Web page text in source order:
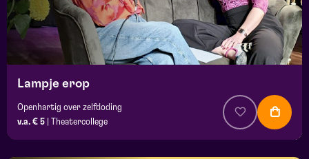
Lampje erop
Openhartig over zelfdoding
v.a. € 5
Theatercollege